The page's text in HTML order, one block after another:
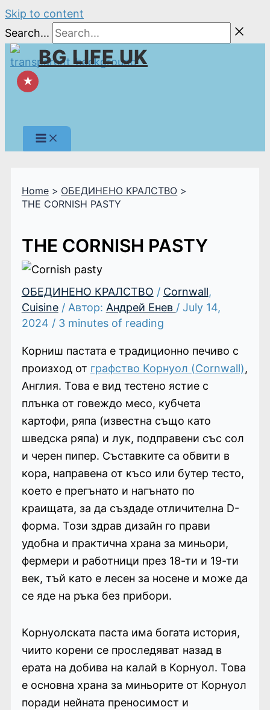
Skip to content
Search...
BG LIFE UK
★
Home
ОБЕДИНЕНО КРАЛСТВО
THE CORNISH PASTY
THE CORNISH PASTY
ОБЕДИНЕНО КРАЛСТВО / Cornwall,
Cuisine/ Автор: Андрей Енев / July 14,
2024 / 3 minutes of reading
Корниш пастата е традиционно печиво с
произход от графство Корнуол (Cornwall),
Англия. Това е вид тестено ястие с
плънка от говеждо месо, кубчета
картофи, ряпа (известна също като
шведска ряпа) и лук, подправени със сол
и черен пипер. Съставките са обвити в
кора, направена от късо или бутер тесто,
което е прегънато и нагънато по
краищата, за да създаде отличителна D-
форма. Този здрав дизайн го прави
удобна и практична храна за миньори,
фермери и работници през 18-ти и 19-ти
век, тъй като е лесен за носене и може да
се яде на ръка без прибори.
Корнуолската паста има богата история,
чиито корени се проследяват назад в
ерата на добива на калай в Корнуол. Това
е основна храна за миньорите от Корнуол
поради нейната преносимост и